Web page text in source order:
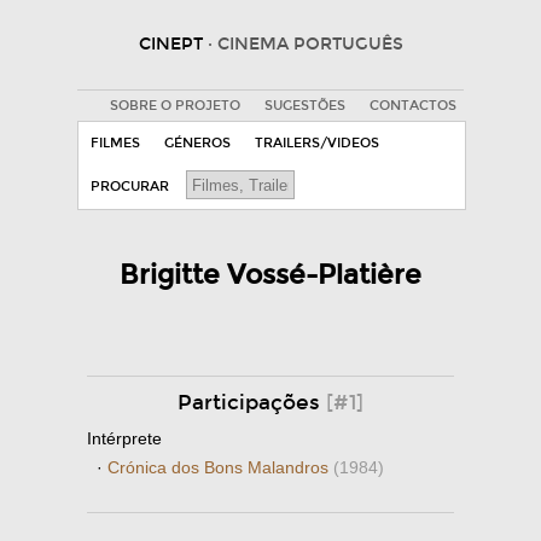
CINEPT · CINEMA PORTUGUÊS
SOBRE O PROJETO SUGESTÕES CONTACTOS
FILMES GÉNEROS TRAILERS/VIDEOS
PROCURAR
Brigitte Vossé-Platière
Participações [#1]
Intérprete
· Crónica dos Bons Malandros (1984)